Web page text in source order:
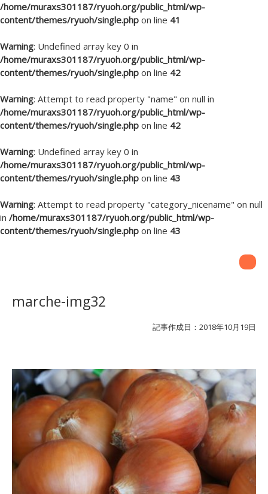
/home/muraxs301187/ryuoh.org/public_html/wp-
content/themes/ryuoh/single.php on line 41
Warning: Undefined array key 0 in
/home/muraxs301187/ryuoh.org/public_html/wp-
content/themes/ryuoh/single.php on line 42
Warning: Attempt to read property "name" on null in
/home/muraxs301187/ryuoh.org/public_html/wp-
content/themes/ryuoh/single.php on line 42
Warning: Undefined array key 0 in
/home/muraxs301187/ryuoh.org/public_html/wp-
content/themes/ryuoh/single.php on line 43
Warning: Attempt to read property "category_nicename" on null
in /home/muraxs301187/ryuoh.org/public_html/wp-
content/themes/ryuoh/single.php on line 43
marche-img32
記事作成日：2018年10月19日